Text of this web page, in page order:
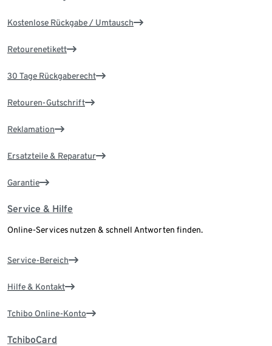
Kostenlose Rückgabe / Umtausch
Retourenetikett
30 Tage Rückgaberecht
Retouren-Gutschrift
Reklamation
Ersatzteile & Reparatur
Garantie
Service & Hilfe
Online-Services nutzen & schnell Antworten finden.
Service-Bereich
Hilfe & Kontakt
Tchibo Online-Konto
TchiboCard